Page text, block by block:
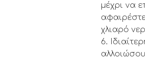
μέχρι να
χλιαρό
6.